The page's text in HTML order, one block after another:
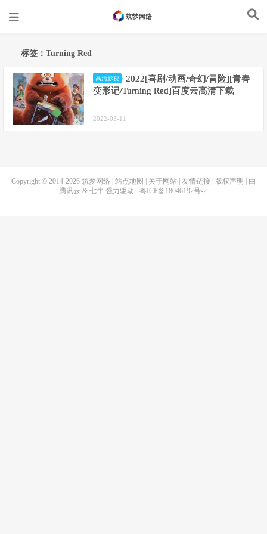
标签：Turning Red
高清影视
2022[喜剧/动画/奇幻/冒险][青春
变形记/Turning Red]百度云高清下载
2022-03-11
Copyright © 2014-2026 筑梦网络 站点地图 关于网站 友情链接 版权声明
| 由
腾讯云 & 七牛强力驱动 粤ICP备18046192号-2